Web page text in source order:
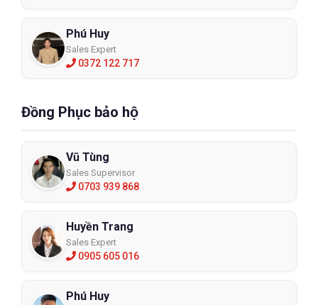
Phú Huy
Sales Expert
0372 122 717
Đồng Phục bảo hộ
Vũ Tùng
Sales Supervisor
0703 939 868
Huyền Trang
Sales Expert
0905 605 016
Phú Huy